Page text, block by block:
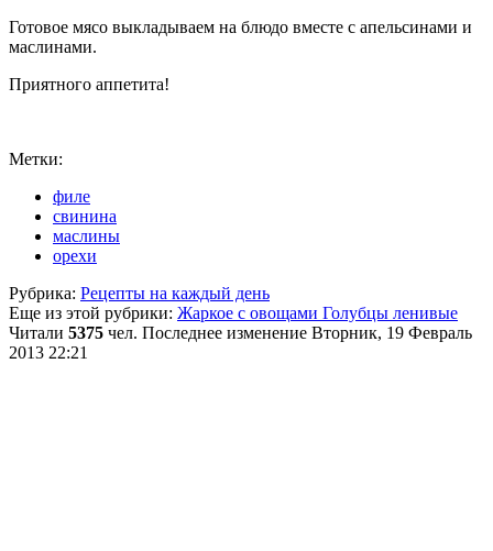
Готовое мясо выкладываем на блюдо вместе с апельсинами и
маслинами.
Приятного аппетита!
Метки:
филе
свинина
маслины
орехи
Рубрика: Рецепты на каждый день
Еще из этой рубрики: Жаркое с овощами Голубцы ленивые
Читали 5375 чел. Последнее изменение Вторник, 19 Февраль
2013 22:21